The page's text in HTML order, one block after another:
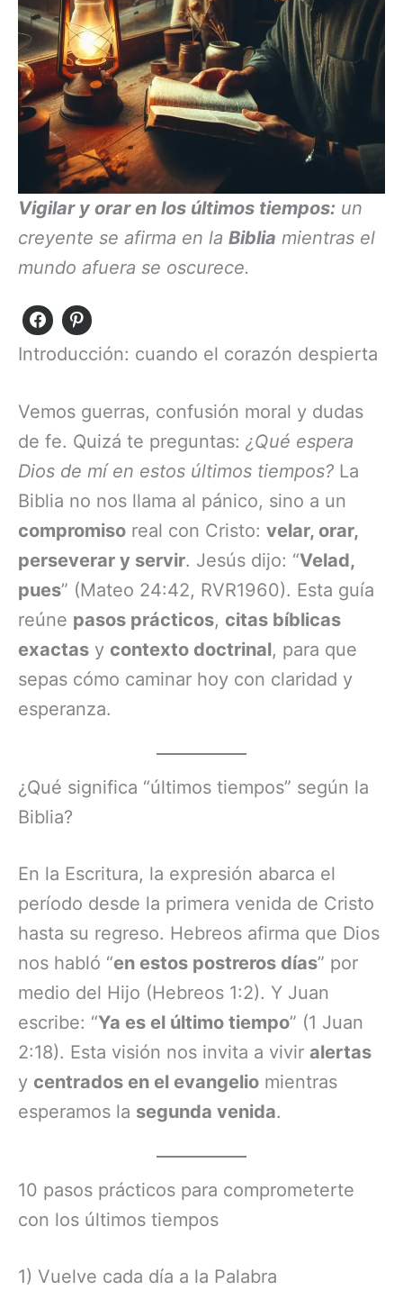
Vigilar y orar en los últimos tiempos: un
creyente se afirma en la Biblia mientras el
mundo afuera se oscurece.
Introducción: cuando el corazón despierta
Vemos guerras, confusión moral y dudas
de fe. Quizá te preguntas: ¿Qué espera
Dios de mí en estos últimos tiempos? La
Biblia no nos llama al pánico, sino a un
compromiso real con Cristo: velar, orar,
perseverar y servir. Jesús dijo: “Velad,
pues” (Mateo 24:42, RVR1960). Esta guía
reúne pasos prácticos, citas bíblicas
exactas y contexto doctrinal, para que
sepas cómo caminar hoy con claridad y
esperanza.
¿Qué significa “últimos tiempos” según la
Biblia?
En la Escritura, la expresión abarca el
período desde la primera venida de Cristo
hasta su regreso. Hebreos afirma que Dios
nos habló “en estos postreros días” por
medio del Hijo (Hebreos 1:2). Y Juan
escribe: “Ya es el último tiempo” (1 Juan
2:18). Esta visión nos invita a vivir alertas
y centrados en el evangelio mientras
esperamos la segunda venida.
10 pasos prácticos para comprometerte
con los últimos tiempos
1) Vuelve cada día a la Palabra